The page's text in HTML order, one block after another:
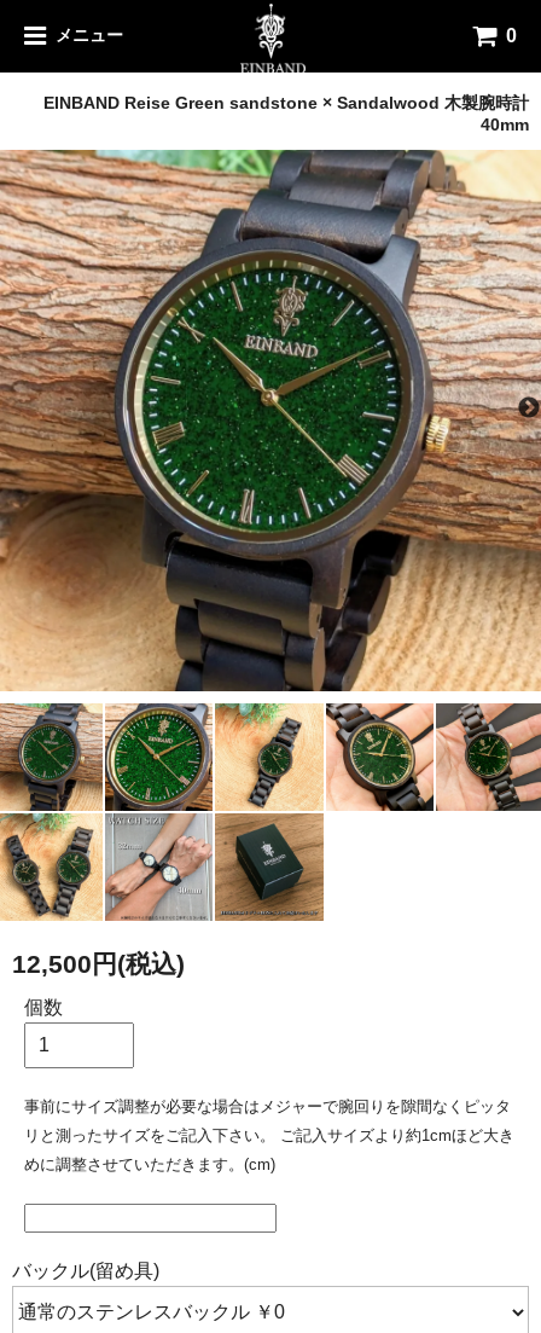
メニュー 0
EINBAND Reise Green sandstone × Sandalwood 木製腕時計
40mm
12,500円(税込)
個数
事前にサイズ調整が必要な場合はメジャーで腕回りを隙間なくピッタ
リと測ったサイズをご記入下さい。 ご記入サイズより約1cmほど大き
めに調整させていただきます。(cm)
バックル(留め具)